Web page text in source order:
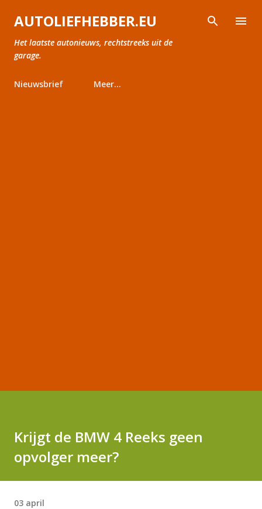
Doorgaan naar hoofdcontent
AUTOLIEFHEBBER.EU
Het laatste autonieuws, rechtstreeks uit de
garage.
Nieuwsbrief Meer…
Krijgt de BMW 4 Reeks geen
opvolger meer?
03 april